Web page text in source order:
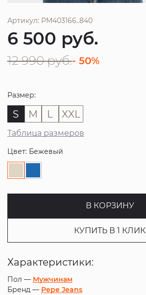
Артикул: PM403166..840
6 500 руб.
12 990 руб.- 50%
Размер:
S M L XXL
Таблица размеров
Цвет: Бежевый
В КОРЗИНУ
КУПИТЬ В 1 КЛИК
Характеристики:
Пол — Мужчинам
Бренд — Pepe Jeans